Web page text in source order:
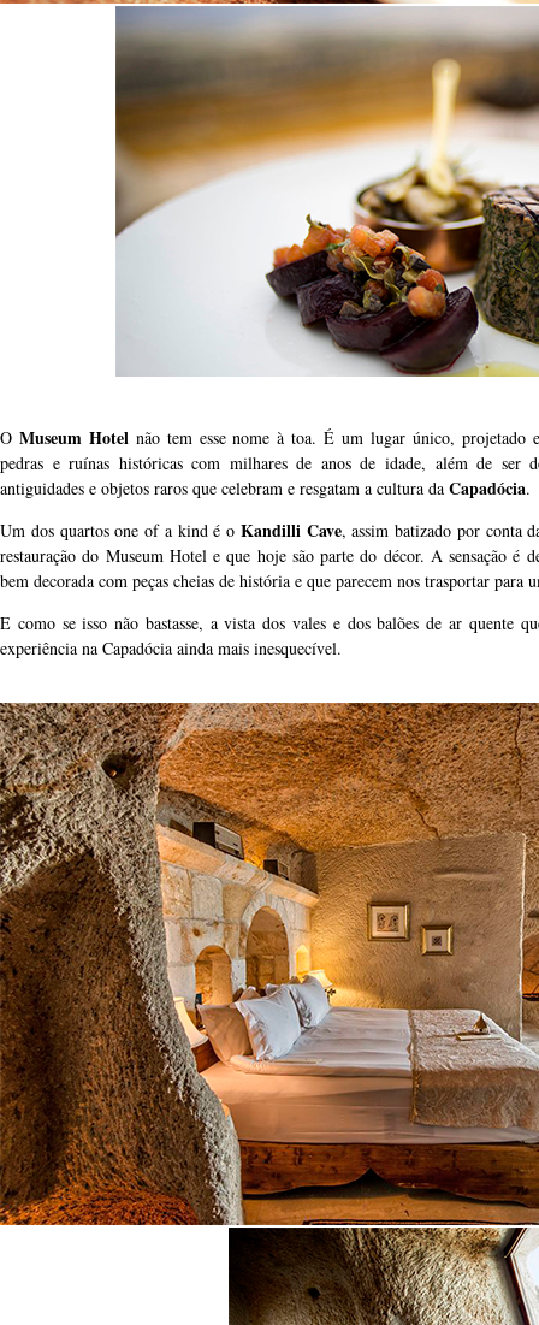
O Museum Hotelnão tem esse nome à toa. É um lugar único, projetado
pedras e ruínas históricas com milhares de anos de idade, além de ser
antiguidades e objetos raros que celebram e resgatam a cultura da Capadócia.
Um dos quartos one of a kind é o Kandilli Cave, assim batizado por conta
restauração do Museum Hotel e que hoje são parte do décor. A sensação é
bem decorada com peças cheias de história e que parecem nos trasportar para
E como se isso não bastasse, a vista dos vales e dos balões de ar quente
experiência na Capadócia ainda mais inesquecível.